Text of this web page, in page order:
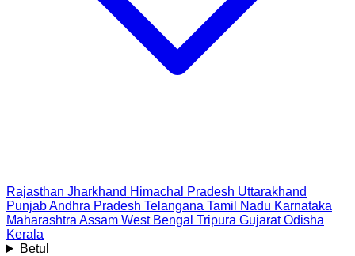
Rajasthan Jharkhand Himachal Pradesh Uttarakhand
PunjabAndhra Pradesh Telangana Tamil Nadu Karnataka
Maharashtra Assam West Bengal Tripura Gujarat Odisha
Kerala
Betul